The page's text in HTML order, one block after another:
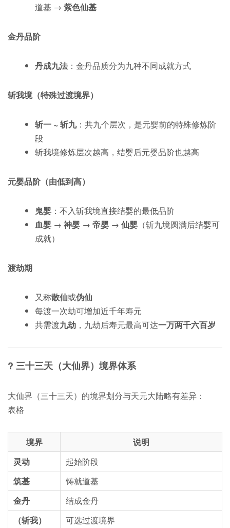
道基 → 紫色仙基
金丹品阶
丹成九法 ：金丹品质分为九种不同成就方式
斩我境（特殊过渡境界）
斩一 ~ 斩九：共九个层次，是元婴前的特殊修炼阶
段
斩我境修炼层次越高，结婴后元婴品阶也越高
元婴品阶 （由低到高）
鬼婴 ：不入斩我境直接结婴的最低品阶
血婴 → 神婴 → 帝婴 → 仙婴 （斩九境圆满后结婴可
成就）
渡劫期
又称散仙或伪仙
每渡一次劫可增加近千年寿元
共需渡九劫 ，九劫后寿元最高可达一万两千六百岁
? 三十三天（大仙界）境界体系
大仙界（三十三天）的境界划分与天元大陆略有差异：
表格
境界
说明
灵动
起始阶段
筑基
铸就道基
金丹
结成金丹
（斩我）
可选过渡境界